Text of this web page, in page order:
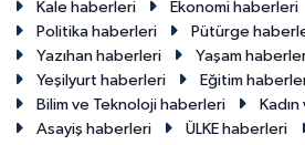
Kale haberleri
Ekonomi haberleri
Politika haberleri
Pütürge
Yazıhan haberleri
Yaşam
Yeşilyurt haberleri
Eğitim
Bilim ve Teknoloji haberleri
Asayiş haberleri
ÜLKE haberleri